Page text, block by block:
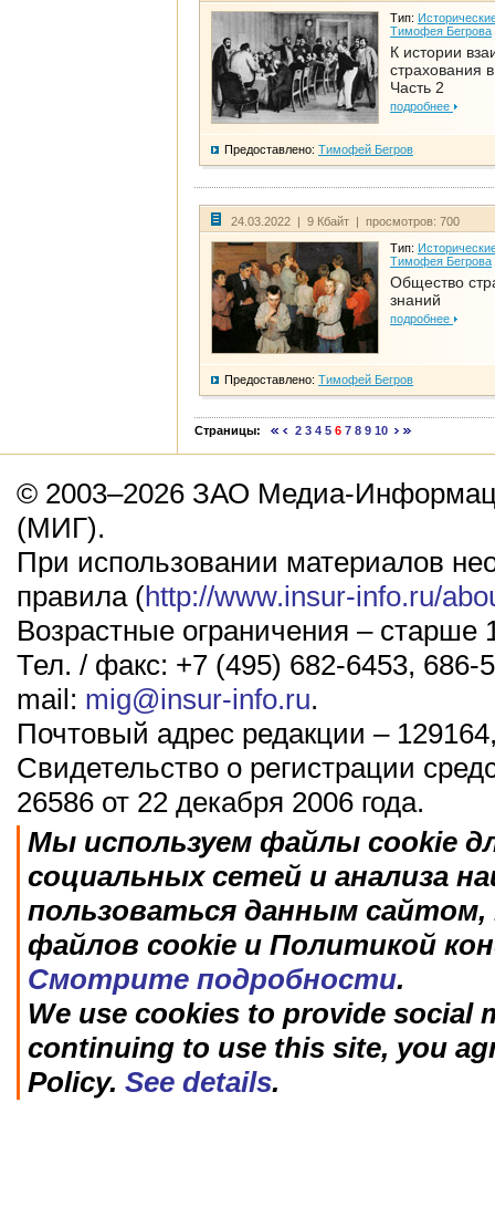
Тип:
Тимофея Бегрова
К истории
страхования
Часть 2
подробнее
Предоставлено: Тимофей Бегров
24.03.2022 | 9 Кбайт | просмотров: 700
Тип:
Тимофея Бегрова
Общество
знаний
подробнее
Предоставлено: Тимофей Бегров
Страницы: 2 3 4 5 6 7 8 9 10
© 2003–2026 ЗАО Медиа-
(МИГ).
При использовании материалов
правила (http://www.insur-info.ru/
Возрастные ограничения – старше
Тел. / факс: +7 (495) 682-6453, 686-
mail: mig@insur-info.ru.
Почтовый адрес редакции –
Свидетельство о регистрации
26586 от 22 декабря 2006 года.
Мы используем файлы cookie
социальных сетей и анализа
пользоваться данным
файлов cookie и Политикой
Смотрите подробности.
We use cookies to provide social
continuing to use this site, you
Policy. See details.